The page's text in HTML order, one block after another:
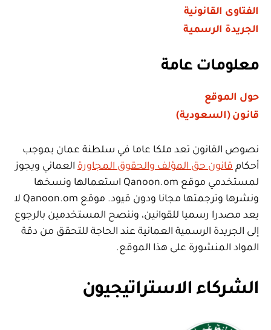
الفتاوى القانونية
الجريدة الرسمية
معلومات عامة
حول الموقع
قانون (السعودية)
نصوص القانون تعد ملكا عاما في سلطنة عمان بموجب
أحكام قانون حق المؤلف والحقوق المجاورة العماني ويجوز
لمستخدمي موقع Qanoon.om استعمالها ونسخها
ونشرها وترجمتها مجانا ودون قيود. موقع Qanoon.om لا
يعد مصدرا رسميا للقوانين، وننصح المستخدمين بالرجوع
إلى الجريدة الرسمية العمانية عند الحاجة للتحقق من دقة
المواد المنشورة على هذا الموقع.
الشركاء الاستراتيجيون